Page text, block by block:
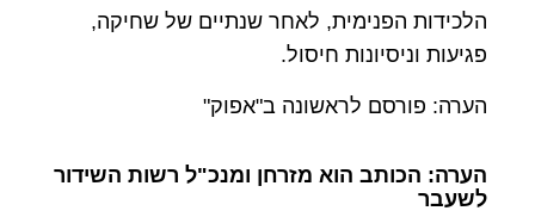
הלכידות הפנימית, לאחר שנתיים של שחיקה,
פגיעות וניסיונות חיסול.
הערה: פורסם לראשונה ב"אפוק"
הערה: הכותב הוא מזרחן ומנכ"ל רשות השידור
לשעבר